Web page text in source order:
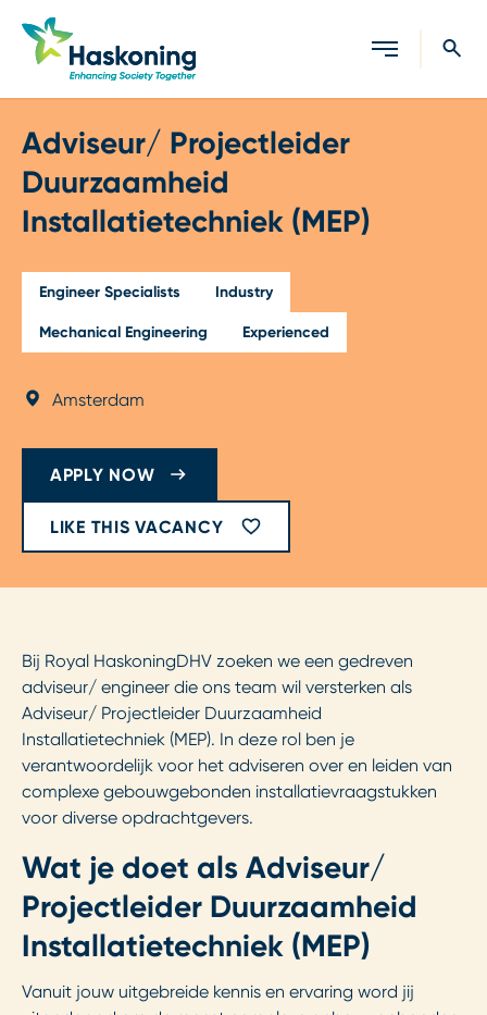
Close search
Adviseur/ Projectleider
Duurzaamheid
Installatietechniek (MEP)
Engineer Specialists Industry
Mechanical Engineering Experienced
Amsterdam
APPLY NOW
LIKE THIS VACANCY
Bij Royal HaskoningDHV zoeken we een gedreven
adviseur/ engineer die ons team wil versterken als
Adviseur/ Projectleider Duurzaamheid
Installatietechniek (MEP). In deze rol ben je
verantwoordelijk voor het adviseren over en leiden van
complexe gebouwgebonden installatievraagstukken
voor diverse opdrachtgevers.
Wat je doet als Adviseur/
Projectleider Duurzaamheid
Installatietechniek (MEP)
Vanuit jouw uitgebreide kennis en ervaring word jij